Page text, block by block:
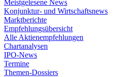
Meistgelesene News
Konjunktur- und Wirtschaftsnews
Marktberichte
Empfehlungsübersicht
Alle Aktienempfehlungen
Chartanalysen
IPO-News
Termine
Themen-Dossiers